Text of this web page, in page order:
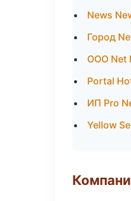
News
Город
ООО Net
Portal
ИП Pro
Yellow